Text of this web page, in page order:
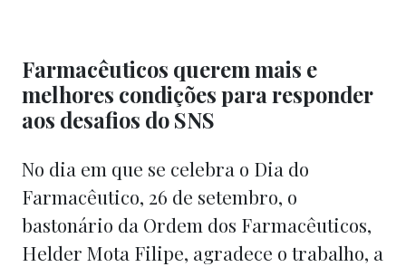
Farmacêuticos querem mais e
melhores condições para responder
aos desafios do SNS
No dia em que se celebra o Dia do
Farmacêutico, 26 de setembro, o
bastonário da Ordem dos Farmacêuticos,
Helder Mota Filipe, agradece o trabalho, a